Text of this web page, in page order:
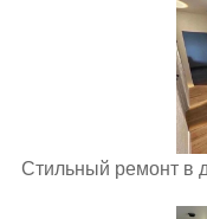
Стильный ремонт в